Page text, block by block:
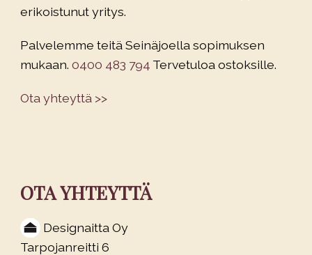
erikoistunut yritys.
Palvelemme teitä Seinäjoella sopimuksen
mukaan. 0400 483 794 Tervetuloa ostoksille.
Ota yhteyttä >>
OTA YHTEYTTÄ
Designaitta Oy
Tarpojanreitti 6